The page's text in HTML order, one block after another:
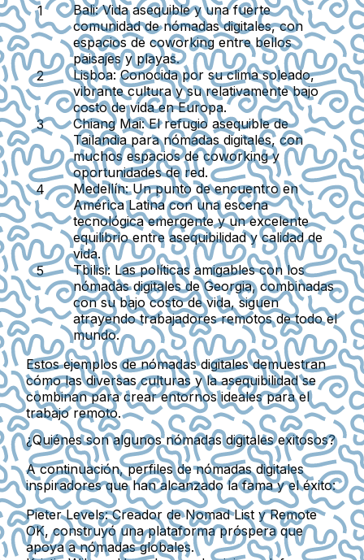
Bali: Vida asequible y una fuerte
comunidad de nómadas digitales, con
espacios de coworking entre bellos
paisajes y playas.
Lisboa: Conocida por su clima soleado,
vibrante cultura y su relativamente bajo
costo de vida en Europa.
Chiang Mai: El refugio asequible de
Tailandia para nómadas digitales, con
muchos espacios de coworking y
oportunidades de red.
Medellín: Un punto de encuentro en
América Latina con una escena
tecnológica emergente y un excelente
equilibrio entre asequibilidad y calidad de
vida.
Tbilisi: Las políticas amigables con los
nómadas digitales de Georgia, combinadas
con su bajo costo de vida, siguen
atrayendo trabajadores remotos de todo el
mundo.
Estos ejemplos de nómadas digitales demuestran
cómo las diversas culturas y la asequibilidad se
combinan para crear entornos ideales para el
trabajo remoto.
¿Quiénes son algunos nómadas digitales exitosos?
A continuación, perfiles de nómadas digitales
inspiradores que han alcanzado la fama y el éxito:
Pieter Levels: Creador deNomad List yRemote
OK, construyó una plataforma próspera que
apoya a nómadas globales.